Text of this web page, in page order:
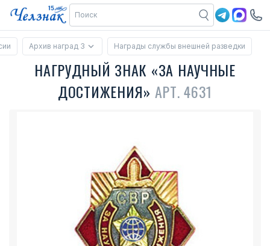
Архив наград 3 Награды службы внешней разведки
НАГРУДНЫЙ ЗНАК «ЗА НАУЧНЫЕ
ДОСТИЖЕНИЯ» АРТ. 4631